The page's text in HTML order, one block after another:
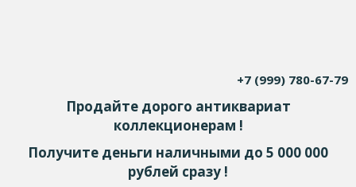
+7 (999) 780-67-79
Продайте дорого антиквариат
коллекционерам !
Получите деньги наличными до 5 000 000
рублей сразу !